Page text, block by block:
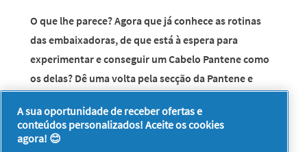
O que lhe parece? Agora que já conhece as rotinas
das embaixadoras, de que está à espera para
experimentar e conseguir um Cabelo Pantene como
os delas? Dê uma volta pela secção da Pantene e
compras.
A sua oportunidade de receber ofertas e
conteúdos personalizados! Aceite os cookies
agora! 😊